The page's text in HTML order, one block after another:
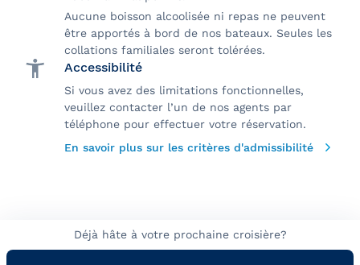
Aucune boisson alcoolisée ni repas ne peuvent
être apportés à bord de nos bateaux. Seules les
collations familiales seront tolérées.
Accessibilité
Si vous avez des limitations fonctionnelles,
veuillez contacter l’un de nos agents par
téléphone pour effectuer votre réservation.
En savoir plus sur les critères d'admissibilité
Déjà hâte à votre prochaine croisière?